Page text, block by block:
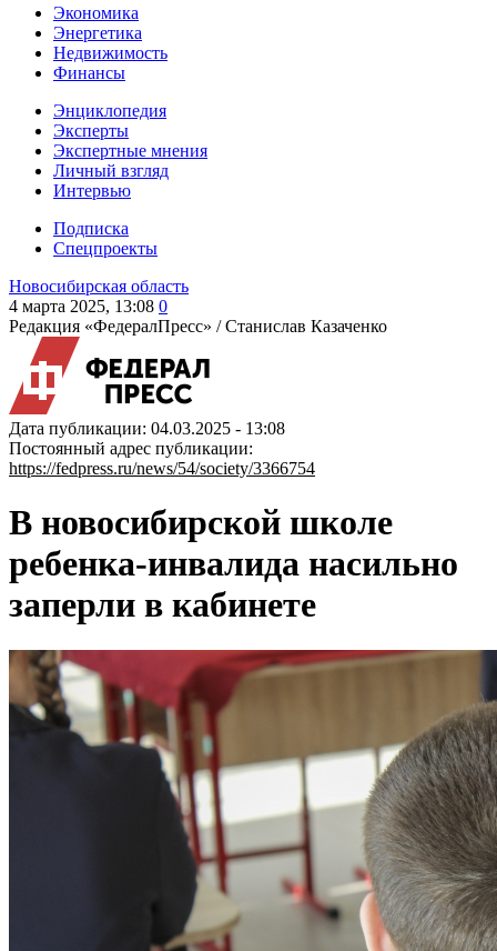
Экономика
Энергетика
Недвижимость
Финансы
Энциклопедия
Эксперты
Экспертные мнения
Личный взгляд
Интервью
Подписка
Спецпроекты
Новосибирская область
4 марта 2025, 13:08 0
Редакция «ФедералПресс» /Станислав Казаченко
Дата публикации: 04.03.2025 - 13:08
Постоянный адрес публикации:
https://fedpress.ru/news/54/society/3366754
В новосибирской школе
ребенка-инвалида насильно
заперли в кабинете